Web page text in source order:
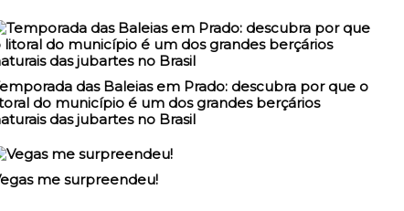
das Baleias em Prado: descubra por que o
do município é um dos grandes berçários
das jubartes no Brasil
me surpreendeu!